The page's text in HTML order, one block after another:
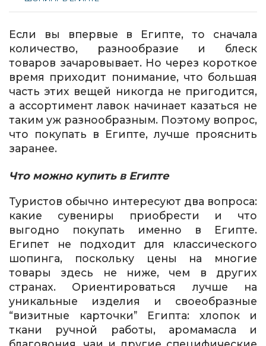
Если вы впервые в Египте, то сначала
количество, разнообразие и блеск
товаров зачаровывает. Но через короткое
время приходит понимание, что большая
часть этих вещей никогда не пригодится,
а ассортимент лавок начинает казаться не
таким уж разнообразным. Поэтому вопрос,
что покупать в Египте, лучше прояснить
заранее.
Что можно купить в Египте
Туристов обычно интересуют два вопроса:
какие сувениры приобрести и что
выгодно покупать именно в Египте.
Египет не подходит для классического
шопинга, поскольку цены на многие
товары здесь не ниже, чем в других
странах. Ориентироваться лучше на
уникальные изделия и своеобразные
“визитные карточки” Египта: хлопок и
ткани ручной работы, аромамасла и